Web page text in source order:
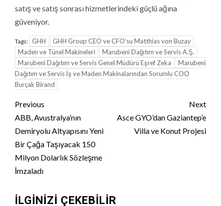
satış ve satış sonrası hizmetlerindeki güçlü ağına
güveniyor.
Tags: GHH
GHH Group CEO ve CFO’su Matthias von Buzay
Maden ve Tünel Makineleri
Marubeni Dağıtım ve Servis A.Ş.
Marubeni Dağıtım ve Servis Genel Müdürü Eşref Zeka
Marubeni
Dağıtım ve Servis İş ve Maden Makinalarından Sorumlu COO
Burçak Birand
Continue
Reading
Previous
ABB, Avustralya’nın
Demiryolu Altyapısını Yeni
Bir Çağa Taşıyacak 150
Milyon Dolarlık Sözleşme
İmzaladı
Next
Asce GYO’dan Gaziantep’e
Villa ve Konut Projesi
İLGINIZI ÇEKEBILIR